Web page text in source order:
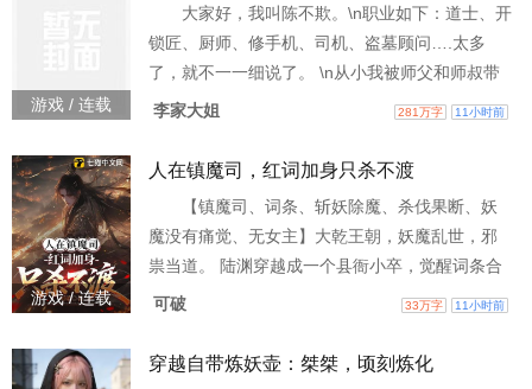
什么不好的，但是她要嫁一个靠得住的。 媒婆看
着她姣好的容貌，拍了拍手想起来一个人！ “对方
在部队里呢！就
游戏 / 连载
大家好，我叫陈不欺。\n职业如下：道士、开
锁匠、厨师、修手机、司机、盗墓顾问….太多
了，就不一一细说了。 \n从小我被师父和师叔带
大！他们两个很牛逼！这也是我出山第一年回来
法都被我给糟蹋了！\n好在我专研了面相之术和两
命！ \n我这个人不太喜欢捉鬼除妖什么的，主要
是打不过！但是很多时候又必须去面对，我都是
尽可能
李家大姐 281万字 11小时前
游戏 / 连载
人在镇魔司，红词加身只杀不渡
【镇魔司、词条、斩妖除魔、杀伐果断、妖
魔没有痛觉、无女主】大乾王朝，妖魔乱世，邪
祟当道。 陆渊穿越成一个县衙小卒，觉醒词条合
成系统。只要击杀妖魔就能掉落词条，满足条件
不摧，无物不破；合成红色词条【悟性逆天】
可破 33万字 11小时前
穿越自带炼妖壶：桀桀，顷刻炼化